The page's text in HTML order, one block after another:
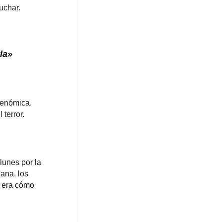
terror.
por la
los
cómo